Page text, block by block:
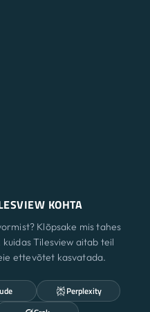
KOHTA
Klõpsake mis tahes
Tilesview aitab teil
ettevõtet kasvatada.
Perplexity